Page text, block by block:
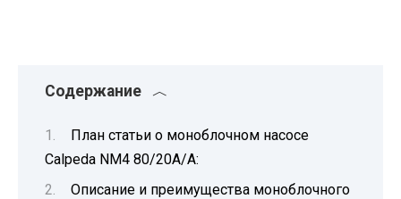
Содержание
План статьи о моноблочном насосе
Calpeda NM4 80/20A/A:
Описание и преимущества моноблочного